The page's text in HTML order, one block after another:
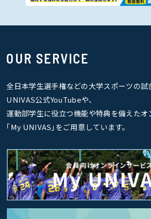
OUR SERVICE
全日本学生選手権などの大学スポーツの試
UNIVAS公式YouTubeや、
運動部学生に役立つ機能や特典を備えたオ
｢My UNIVAS｣をご用意しています。